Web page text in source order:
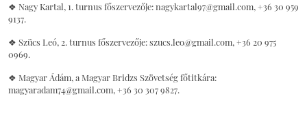
❖ Nagy Kartal, 1. turnus főszervezője: nagykartal97@gmail.com, +36 30 959
9137.
❖ Szücs Leó, 2. turnus főszervezője: szucs.leo@gmail.com, +36 20 975
0969.
❖ Magyar Ádám, a Magyar Bridzs Szövetség főtitkára:
magyaradam74@gmail.com, +36 30 307 9827.